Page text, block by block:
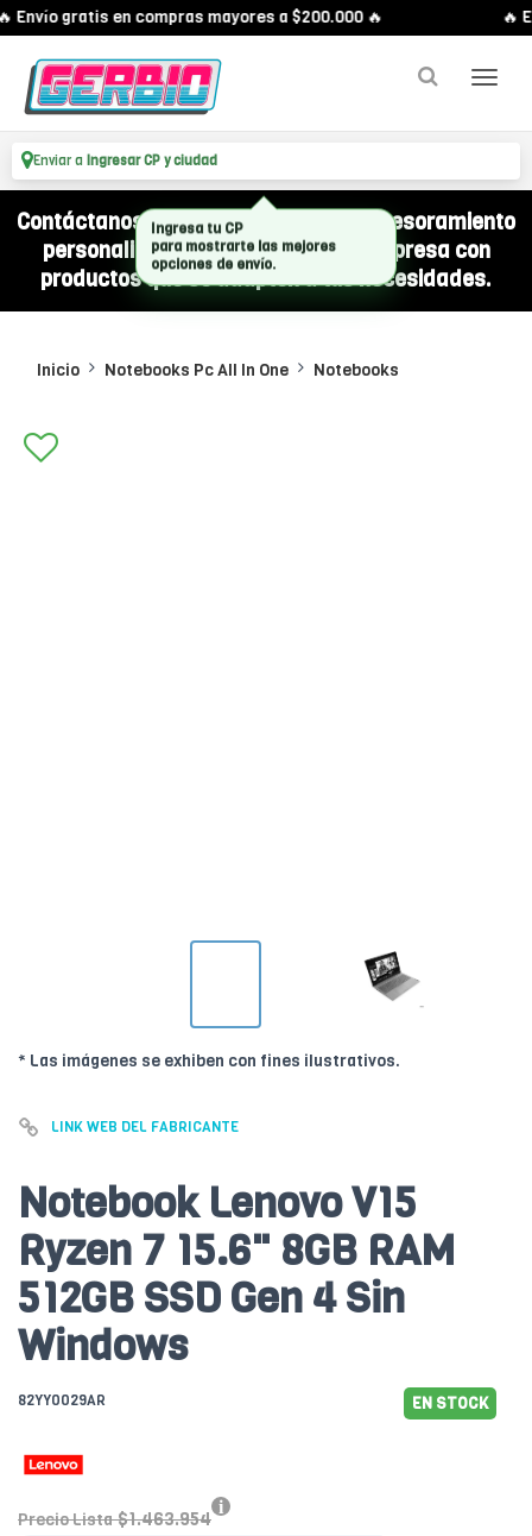
Envío gratis en compras mayores a $200.000 🔥 🔥
Enviar a Ingresar CP y ciudad
Contáctanos por WhatsApp y recibí asesoramiento
personalizado para equipar a tu empresa con
productos que se adapten a tus necesidades.
Inicio Notebooks Pc All In One Notebooks
* Las imágenes se exhiben con fines ilustrativos.
LINK WEB DEL FABRICANTE
Notebook Lenovo V15
Ryzen 7 15.6" 8GB RAM
512GB SSD Gen 4 Sin
Windows
82YY0029AR EN STOCK
Precio Lista $1.463.954